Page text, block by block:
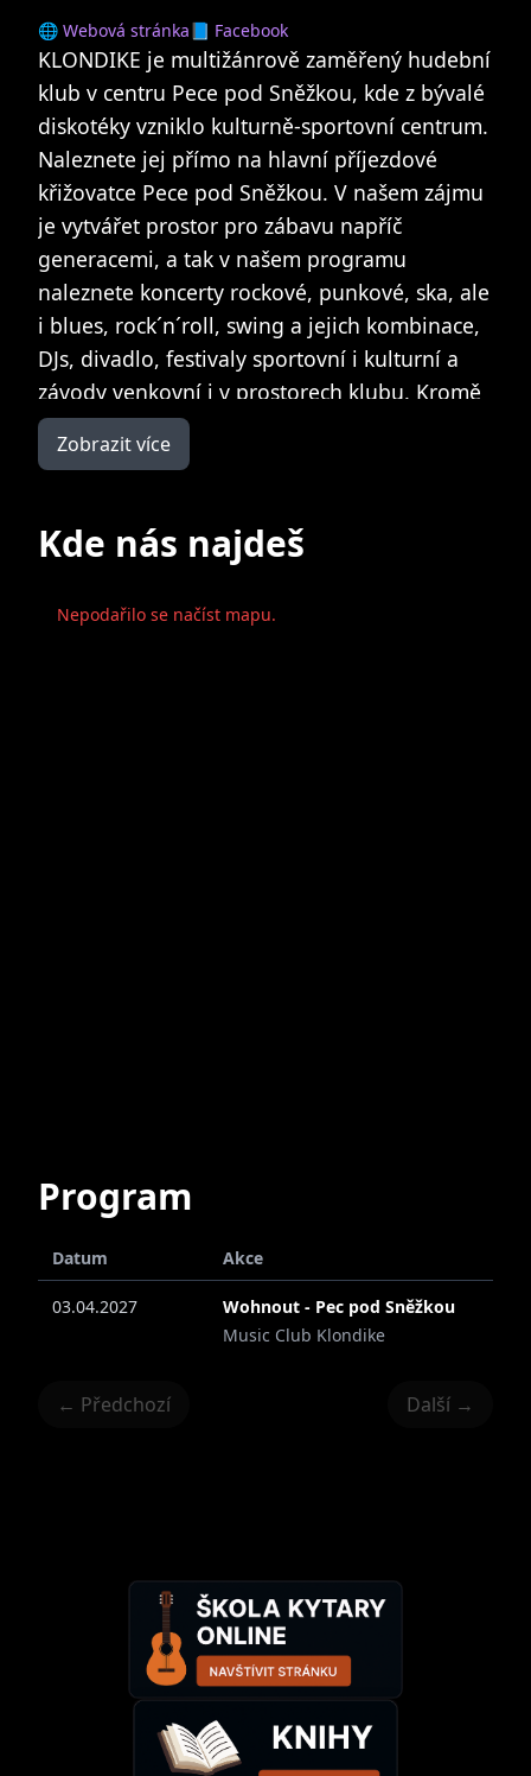
🌐 Webová stránka📘 Facebook
KLONDIKE je multižánrově zaměřený hudební
klub v centru Pece pod Sněžkou, kde z bývalé
diskotéky vzniklo kulturně-sportovní centrum.
Naleznete jej přímo na hlavní příjezdové
křižovatce Pece pod Sněžkou. V našem zájmu
je vytvářet prostor pro zábavu napříč
generacemi, a tak v našem programu
naleznete koncerty rockové, punkové, ska, ale
i blues, rock´n´roll, swing a jejich kombinace,
DJs, divadlo, festivaly sportovní i kulturní a
závody venkovní i v prostorech klubu. Kromě
hudební produkce v klubu naleznete i
BILLIARD, HOROLEZECKOU STĚNU, slack line,
možnost zapůjčení společenských her.
a naleznete ji na FB či G+.
Zobrazit více
Kde nás najdeš
Nepodařilo se načíst mapu.
Program
Datum Akce
03.04.2027
Wohnout - Pec pod Sněžkou
Music Club Klondike
← Předchozí Další →